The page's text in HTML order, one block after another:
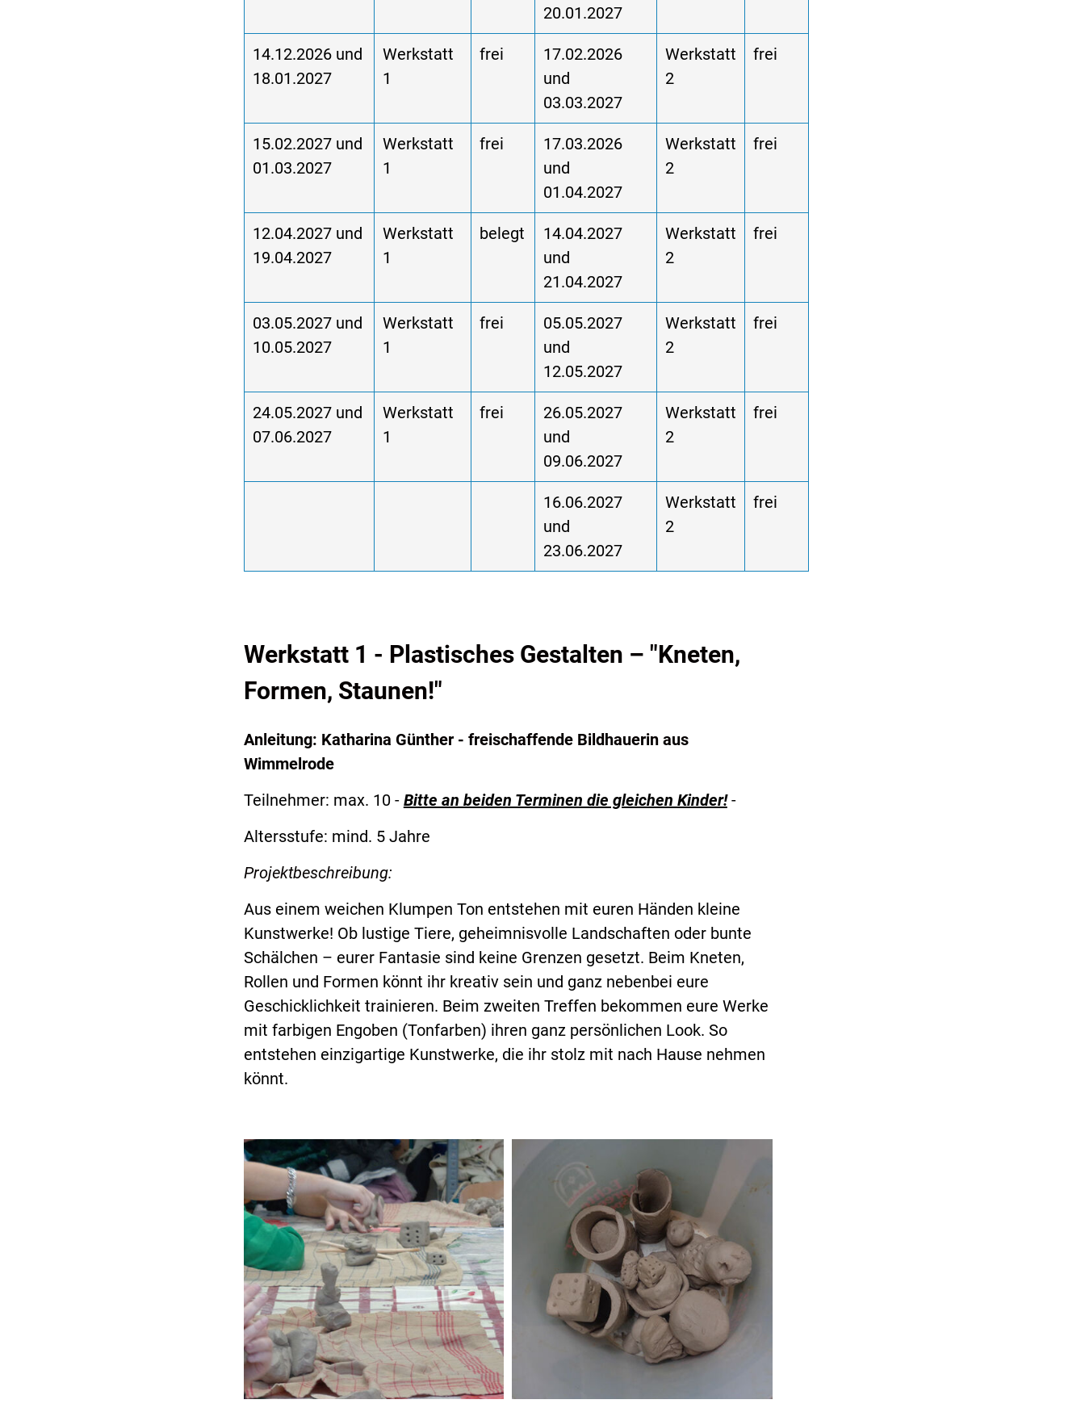
20.01.2027
14.12.2026 und
18.01.2027
Werkstatt
1
frei
17.02.2026
und
03.03.2027
Werkstatt
2
frei
15.02.2027 und
01.03.2027
Werkstatt
1
frei
17.03.2026
und
01.04.2027
Werkstatt
2
frei
12.04.2027 und
19.04.2027
Werkstatt
1
belegt
14.04.2027
und
21.04.2027
Werkstatt
2
frei
03.05.2027 und
10.05.2027
Werkstatt
1
frei
05.05.2027
und
12.05.2027
Werkstatt
2
frei
24.05.2027 und
07.06.2027
Werkstatt
1
frei
26.05.2027
und
09.06.2027
Werkstatt
2
frei
16.06.2027
und
23.06.2027
Werkstatt
2
frei
Werkstatt 1 - Plastisches Gestalten – "Kneten,
Formen, Staunen!"
Anleitung: Katharina Günther - freischaffende Bildhauerin aus
Wimmelrode
Teilnehmer: max. 10 - Bitte an beiden Terminen die gleichen Kinder!-
Altersstufe: mind. 5 Jahre
Projektbeschreibung:
Aus einem weichen Klumpen Ton entstehen mit euren Händen kleine
Kunstwerke! Ob lustige Tiere, geheimnisvolle Landschaften oder bunte
Schälchen – eurer Fantasie sind keine Grenzen gesetzt. Beim Kneten,
Rollen und Formen könnt ihr kreativ sein und ganz nebenbei eure
Geschicklichkeit trainieren. Beim zweiten Treffen bekommen eure Werke
mit farbigen Engoben (Tonfarben) ihren ganz persönlichen Look. So
entstehen einzigartige Kunstwerke, die ihr stolz mit nach Hause nehmen
könnt.